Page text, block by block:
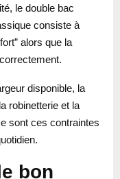
le double bac
consiste à
alors que la
disponible, la
robinetterie et la
sont ces contraintes
bon